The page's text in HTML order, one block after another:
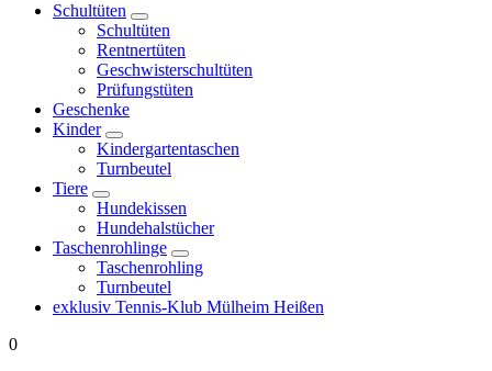
Schultüten
Schultüten
Rentnertüten
Geschwisterschultüten
Prüfungstüten
Geschenke
Kinder
Kindergartentaschen
Turnbeutel
Tiere
Hundekissen
Hundehalstücher
Taschenrohlinge
Taschenrohling
Turnbeutel
exklusiv Tennis-Klub Mülheim Heißen
0